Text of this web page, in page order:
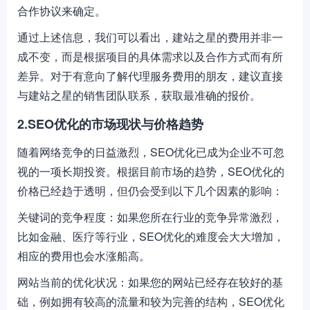
合作协议来确定。
通过上述信息，我们可以看出，建站之星的费用并非一
成不变，而是根据项目的具体需求以及合作方式而有所
差异。对于有意向了解代理服务费用的朋友，建议直接
与建站之星的销售团队联系，获取最准确的报价。
2.SEO优化的市场现状与价格趋势
随着网络竞争的日益激烈，SEO优化已成为企业不可忽
视的一项长期投资。根据目前市场的趋势，SEO优化的
价格已经趋于透明，但仍会受到以下几个因素的影响：
关键词的竞争程度：如果您所在行业的竞争异常激烈，
比如金融、医疗等行业，SEO优化的难度会大大增加，
相应的费用也会水涨船高。
网站当前的优化状况：如果您的网站已经存在较好的基
础，例如拥有较高的流量和较为完善的结构，SEO优化